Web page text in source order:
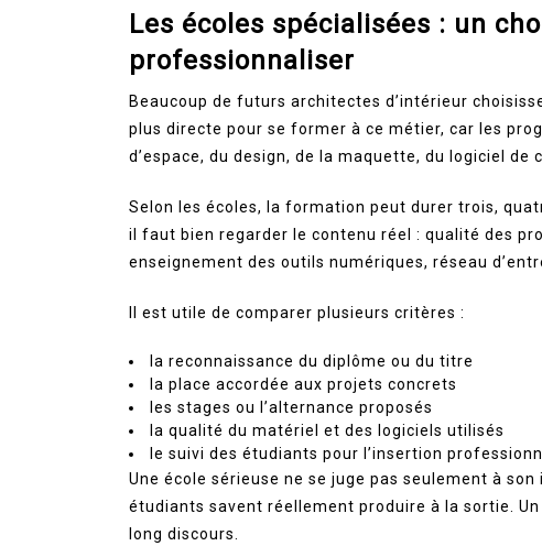
Les écoles spécialisées : un
professionnaliser
Beaucoup de futurs architectes d’intérieur
plus directe pour se former à ce métier, car les
d’espace, du design, de la maquette, du logiciel
Selon les écoles, la formation peut durer trois,
il faut bien regarder le contenu réel : qualité des
enseignement des outils numériques, réseau
Il est utile de comparer plusieurs critères :
la reconnaissance du diplôme ou du titre
la place accordée aux projets concrets
les stages ou l’alternance proposés
la qualité du matériel et des logiciels utilisés
le suivi des étudiants pour l’insertion
Une école sérieuse ne se juge pas seulement à
étudiants savent réellement produire à la sortie.
long discours.